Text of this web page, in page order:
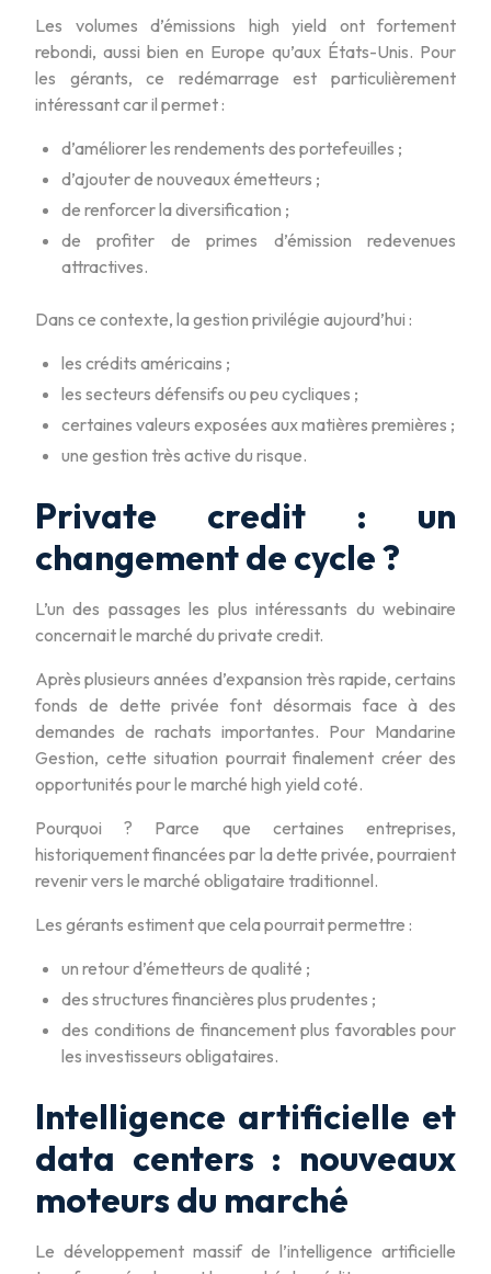
Les volumes d’émissions high yield ont fortement
rebondi, aussi bien en Europe qu’aux États-Unis. Pour
les gérants, ce redémarrage est particulièrement
intéressant car il permet :
d’améliorer les rendements des portefeuilles ;
d’ajouter de nouveaux émetteurs ;
de renforcer la diversification ;
de profiter de primes d’émission redevenues
attractives.
Dans ce contexte, la gestion privilégie aujourd’hui :
les crédits américains ;
les secteurs défensifs ou peu cycliques ;
certaines valeurs exposées aux matières premières ;
une gestion très active du risque.
Private credit : un
changement de cycle ?
L’un des passages les plus intéressants du webinaire
concernait le marché du private credit.
Après plusieurs années d’expansion très rapide, certains
fonds de dette privée font désormais face à des
demandes de rachats importantes. Pour Mandarine
Gestion, cette situation pourrait finalement créer des
opportunités pour le marché high yield coté.
Pourquoi ? Parce que certaines entreprises,
historiquement financées par la dette privée, pourraient
revenir vers le marché obligataire traditionnel.
Les gérants estiment que cela pourrait permettre :
un retour d’émetteurs de qualité ;
des structures financières plus prudentes ;
des conditions de financement plus favorables pour
les investisseurs obligataires.
Intelligence artificielle et
data centers : nouveaux
moteurs du marché
Le développement massif de l’intelligence artificielle